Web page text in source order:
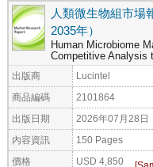
人類微生物組市場
2035年）
Human Microbiome
Competitive Analysis
出版商 Lucintel
商品編碼 2101864
出版日期 2026年07月28日
內容資訊 150 Pages
價格 USD 4,850